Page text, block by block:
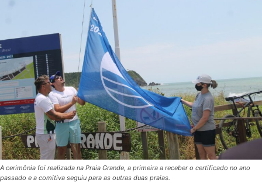
A cerimônia foi realizada na Praia Grande, a primeira a receber o certificado no ano
passado e a comitiva seguiu para as outras duas praias.